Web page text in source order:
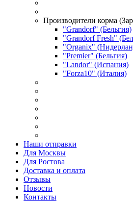
Производители корма
"Grandorf" (Бельгия)
"Grandorf Fresh"
"Organix"
"Premier" (Бельгия)
"Landor" (Испания)
"Forza10" (Италия)
Наши отправки
Для Москвы
Для Ростова
Доставка и оплата
Отзывы
Новости
Контакты